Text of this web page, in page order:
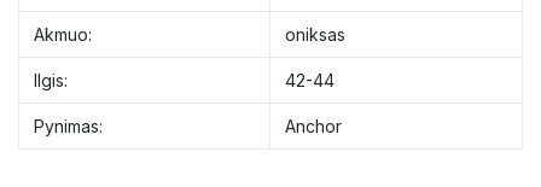
Akmuo: oniksas
Ilgis: 42-44
Pynimas: Anchor